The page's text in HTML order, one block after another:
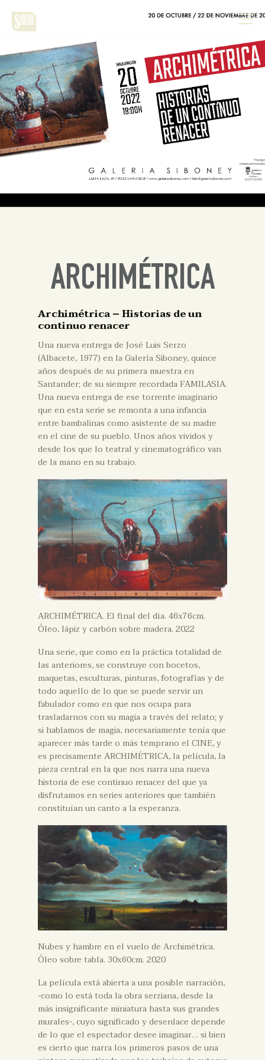
Obra
Biografía
Noticias
Contacto
ARCHIMÉTRICA
Archimétrica – Historias de un
continuo renacer
Una nueva entrega de José Luis Serzo
(Albacete, 1977) en la Galería Siboney, quince
años después de su primera muestra en
Santander; de su siempre recordada FAMILASIA.
Una nueva entrega de ese torrente imaginario
que en esta serie se remonta a una infancia
entre bambalinas como asistente de su madre
en el cine de su pueblo. Unos años vividos y
desde los que lo teatral y cinematográfico van
de la mano en su trabajo.
ARCHIMÉTRICA. El final del día. 46x76cm.
Óleo, lápiz y carbón sobre madera. 2022
Una serie, que como en la práctica totalidad de
las anteriores, se construye con bocetos,
maquetas, esculturas, pinturas, fotografías y de
todo aquello de lo que se puede servir un
fabulador como en que nos ocupa para
trasladarnos con su magia a través del relato; y
si hablamos de magia, necesariamente tenía que
aparecer más tarde o más temprano el CINE, y
es precisamente ARCHIMÉTRICA, la película, la
pieza central en la que nos narra una nueva
historia de ese continuo renacer del que ya
disfrutamos en series anteriores que también
constituían un canto a la esperanza.
Nubes y hambre en el vuelo de Archimétrica.
Óleo sobre tabla. 30x60cm. 2020
La película está abierta a una posible narración,
-como lo está toda la obra serziana, desde la
más insignificante miniatura hasta sus grandes
murales-, cuyo significado y desenlace depende
de lo que el espectador desee imaginar… si bien
es cierto que narra los primeros pasos de una